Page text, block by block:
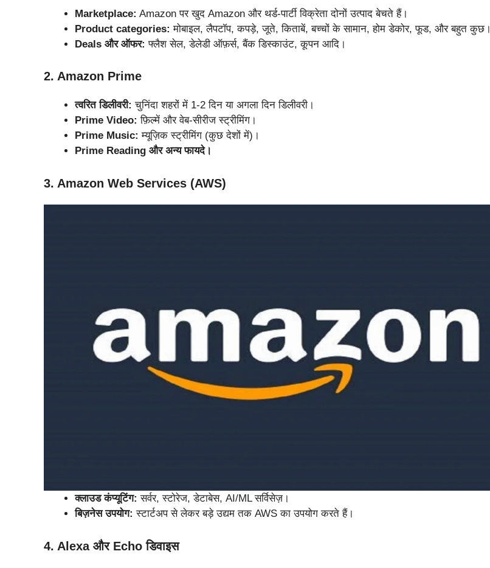
Marketplace: Amazon पर खुद Amazon और थर्ड-पार्टी विक्रेता दोनों उत्पाद बेचते हैं।
Product categories: मोबाइल, लैपटॉप, कपड़े, जूते, किताबें, बच्चों के सामान, होम डेकोर, फूड, और बहुत कुछ।
Deals और ऑफर: फ्लैश सेल, डेलेडी ऑफ़र्स, बैंक डिस्काउंट, कूपन आदि।
2. Amazon Prime
त्वरित डिलीवरी: चुनिंदा शहरों में 1-2 दिन या अगला दिन डिलीवरी।
Prime Video: फ़िल्में और वेब-सीरीज स्ट्रीमिंग।
Prime Music: म्यूज़िक स्ट्रीमिंग (कुछ देशों में)।
Prime Reading और अन्य फायदे।
3. Amazon Web Services (AWS)
क्लाउड कंप्यूटिंग: सर्वर, स्टोरेज, डेटाबेस, AI/ML सर्विसेज़।
बिज़नेस उपयोग: स्टार्टअप से लेकर बड़े उद्यम तक AWS का उपयोग करते हैं।
4. Alexa और Echo डिवाइस